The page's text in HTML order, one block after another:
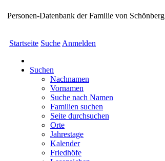
Personen-Datenbank der Familie von Schönberg
Startseite Suche Anmelden
Suchen
Nachnamen
Vornamen
Suche nach Namen
Familien suchen
Seite durchsuchen
Orte
Jahrestage
Kalender
Friedhöfe